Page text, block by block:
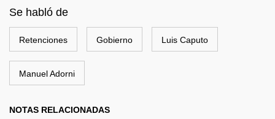
Se habló de
Retenciones Gobierno Luis Caputo
Manuel Adorni
NOTAS RELACIONADAS